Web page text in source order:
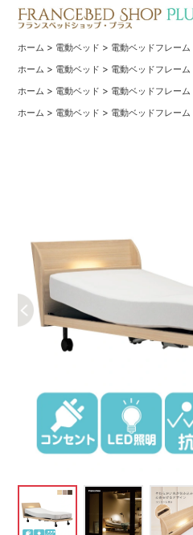
ホーム > 電動ベッド > 電動ベッドフレーム
ホーム > 電動ベッド > 電動ベッドフレーム
ホーム > 電動ベッド > 電動ベッドフレーム
ホーム > 電動ベッド > 電動ベッドフレーム